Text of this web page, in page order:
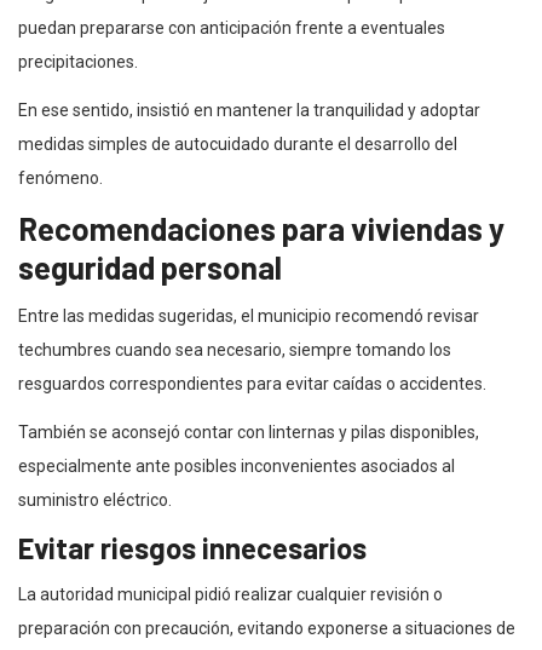
puedan prepararse con anticipación frente a eventuales
precipitaciones.
En ese sentido, insistió en mantener la tranquilidad y adoptar
medidas simples de autocuidado durante el desarrollo del
fenómeno.
Recomendaciones para viviendas y
seguridad personal
Entre las medidas sugeridas, el municipio recomendó revisar
techumbres cuando sea necesario, siempre tomando los
resguardos correspondientes para evitar caídas o accidentes.
También se aconsejó contar con linternas y pilas disponibles,
especialmente ante posibles inconvenientes asociados al
suministro eléctrico.
Evitar riesgos innecesarios
La autoridad municipal pidió realizar cualquier revisión o
preparación con precaución, evitando exponerse a situaciones de